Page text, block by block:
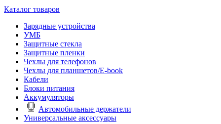
Каталог товаров
Зарядные устройства
УМБ
Защитные стекла
Защитные пленки
Чехлы для телефонов
Чехлы для планшетов/E-book
Кабели
Блоки питания
Аккумуляторы
Автомобильные держатели
Универсальные аксессуары